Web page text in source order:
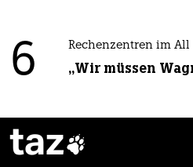
6 Rechenzentren im All
„Wir müssen
taz